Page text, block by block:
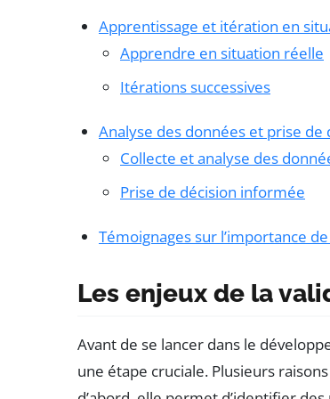
Apprentissage et itération en
Apprendre en situation réelle
Itérations successives
Analyse des données et prise de
Collecte et analyse des
Prise de décision informée
Témoignages sur l’importance
Les enjeux de la
Avant de se lancer dans le
une étape cruciale. Plusieurs